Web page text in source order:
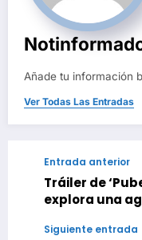
Añade tu información
Ver Todas Las Entradas
Entrada anterior
Tráiler de
explora una
Siguiente entrada